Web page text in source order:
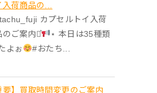
入荷商品の...
カプセルトイ入荷
のご案内⋆͛
⋆ 本日は35種類
よぉ
#おたち...
要】買取時間変更のご案内